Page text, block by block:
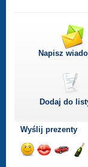
Napisz
Dodaj do
Wyślij prezenty